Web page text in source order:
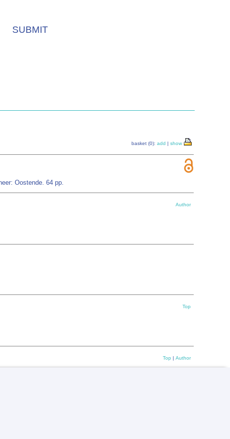
SUBMIT
basket (0): add | show
Oostende. 64 pp.
Author
Top
Top | Author